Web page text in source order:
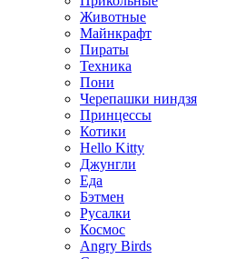
Животные
Майнкрафт
Пираты
Техника
Пони
Черепашки ниндзя
Принцессы
Котики
Hello Kitty
Джунгли
Еда
Бэтмен
Русалки
Космос
Angry Birds